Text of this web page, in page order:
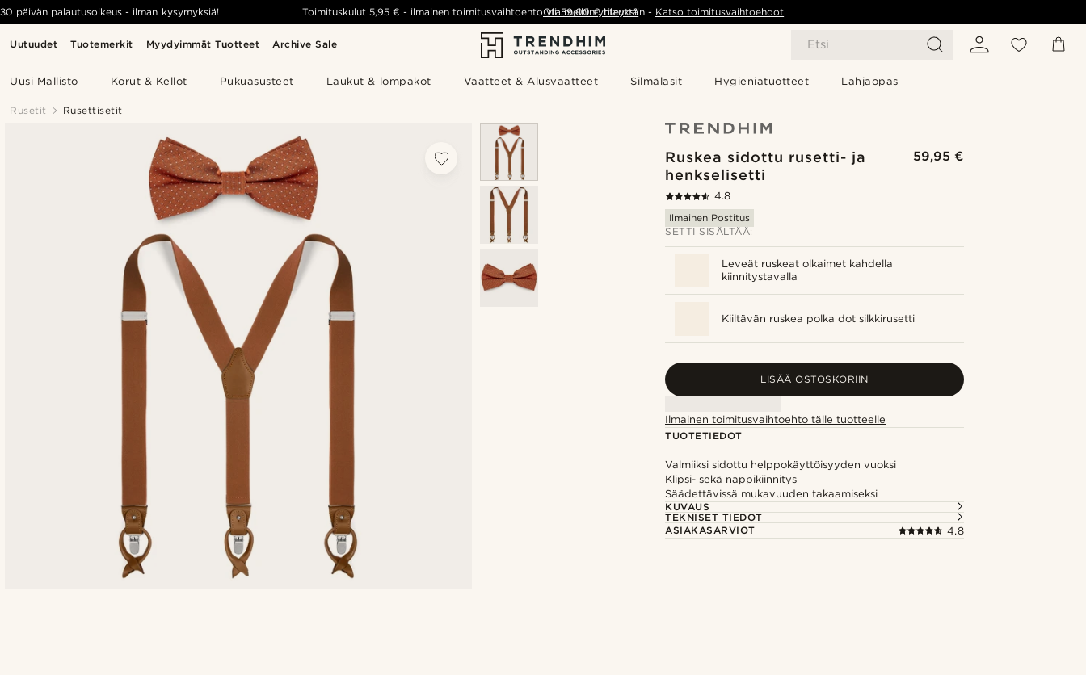
Uutuudet Tuotemerkit Myydyimmät Tuotteet Archive Sale Etsi
Uusi Mallisto Korut & Kellot Pukuasusteet Laukut & lompakot Vaatteet & Alusvaatteet Silmälasit Hygieniatuotteet Lahjaopas
30 päivän palautusoikeus - ilman kysymyksiä! Toimituskulut 5,95 € - ilmainen toimitusvaihtoehto yli 59,00 €tilauksiin - Katso toimitusvaihtoehdot
Ota meihin yhteyttä
Rusetit Rusettisetit
Ruskea sidottu rusetti- ja
henkselisetti
59,95 €
4.8
Ilmainen Postitus
SETTI SISÄLTÄÄ:
Leveät ruskeat olkaimet kahdella
kiinnitystavalla
Kiiltävän ruskea polka dot silkkirusetti
LISÄÄ OSTOSKORIIN
Ilmainen toimitusvaihtoehto tälle tuotteelle
TUOTETIEDOT
Valmiiksi sidottu helppokäyttöisyyden vuoksi
Klipsi- sekä nappikiinnitys
Säädettävissä mukavuuden takaamiseksi
KUVAUS
TEKNISET TIEDOT
ASIAKASARVIOT
4.8